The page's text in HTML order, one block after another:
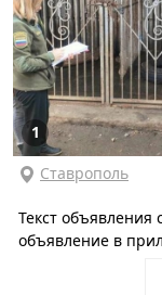
1
Ставрополь
Текст объявления
объявление в